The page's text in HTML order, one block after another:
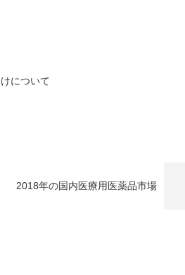
について
2018年の国内医療用医薬品市場